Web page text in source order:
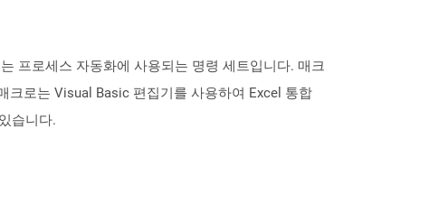
프로세스 자동화에 사용되는 명령 세트입니다. 매크
크로는 Visual Basic 편집기를 사용하여 Excel 통합
습니다.